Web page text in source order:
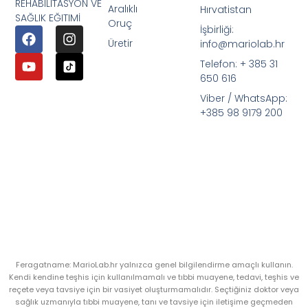
REHABILITASYON VE
SAĞLIK EĞITIMİ
Aralıklı
Oruç
Üretir
Hırvatistan
İşbirliği:
info@mariolab.hr
Telefon: + 385 31
650 616
Viber / WhatsApp:
+385 98 9179 200
Feragatname: MarioLab.hr yalnızca genel bilgilendirme amaçlı kullanın.
Kendi kendine teşhis için kullanılmamalı ve tıbbi muayene, tedavi, teşhis ve
reçete veya tavsiye için bir vasiyet oluşturmamalıdır. Seçtiğiniz doktor veya
sağlık uzmanıyla tıbbi muayene, tanı ve tavsiye için iletişime geçmeden